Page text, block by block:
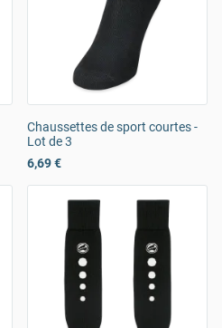
Chaussettes de sport courtes -
Lot de 3
6,69 €